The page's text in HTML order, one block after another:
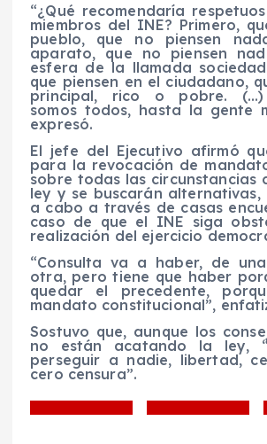
“¿Qué recomendaría
miembros del INE? Primero,
pueblo, que no piensen
aparato, que no piensen
esfera de la llamada
que piensen en el ciudadano,
principal, rico o pobre. (…)
somos todos, hasta la gente
expresó.
El jefe del Ejecutivo afirmó
para la revocación de
sobre todas las circunstancias
ley y se buscarán alternativas,
a cabo a través de casas
caso de que el INE siga
realización del ejercicio
“Consulta va a haber, de
otra, pero tiene que haber
quedar el precedente,
mandato constitucional”,
Sostuvo que, aunque los
no están acatando la ley,
perseguir a nadie, libertad,
cero censura”.